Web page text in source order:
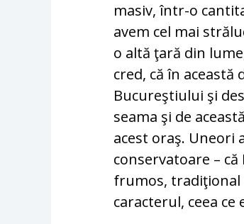
masiv, într-o
avem cel mai
o altă ţară din
cred, că în
Bucureştiului şi
seama şi de
acest oraş. Uneori
conservatoare –
frumos, tradiţional
caracterul, ceea